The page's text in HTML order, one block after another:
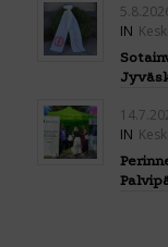
IN
IN